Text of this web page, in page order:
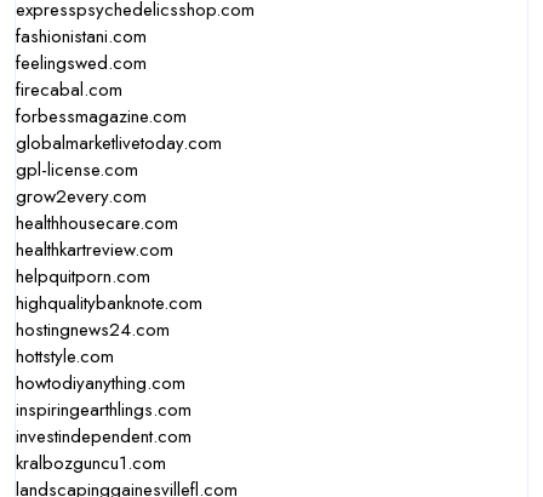
expresspsychedelicsshop.com
fashionistani.com
feelingswed.com
firecabal.com
forbessmagazine.com
globalmarketlivetoday.com
gpl-license.com
grow2every.com
healthhousecare.com
healthkartreview.com
helpquitporn.com
highqualitybanknote.com
hostingnews24.com
hottstyle.com
howtodiyanything.com
inspiringearthlings.com
investindependent.com
kralbozguncu1.com
landscapinggainesvillefl.com